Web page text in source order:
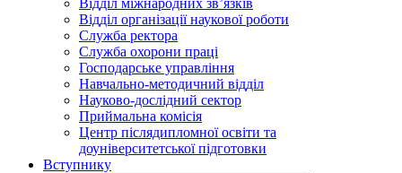
Відділ міжнародних зв’язків
Відділ організації наукової роботи
Служба ректора
Служба охорони праці
Господарське управління
Навчально-методичний відділ
Науково-дослідний сектор
Приймальна комісія
Центр післядипломної освіти та
доуніверситетської підготовки
Вступнику